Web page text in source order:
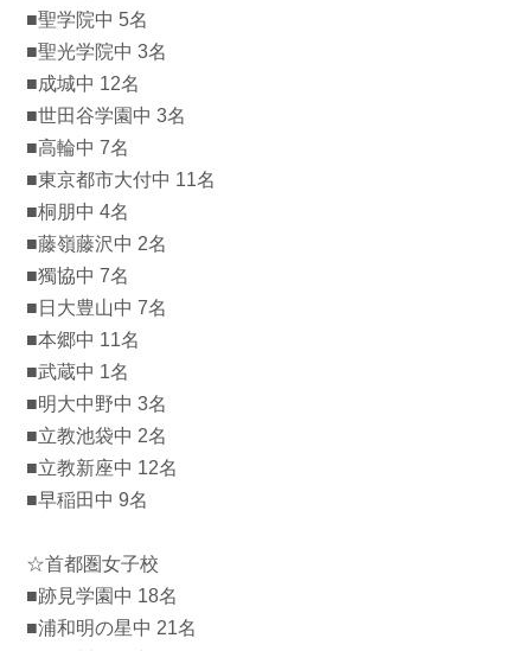
■聖学院中 5名
■聖光学院中 3名
■成城中 12名
■世田谷学園中 3名
■高輪中 7名
■東京都市大付中 11名
■桐朋中 4名
■藤嶺藤沢中 2名
■獨協中 7名
■日大豊山中 7名
■本郷中 11名
■武蔵中 1名
■明大中野中 3名
■立教池袋中 2名
■立教新座中 12名
■早稲田中 9名
☆首都圏女子校
■跡見学園中 18名
■浦和明の星中 21名